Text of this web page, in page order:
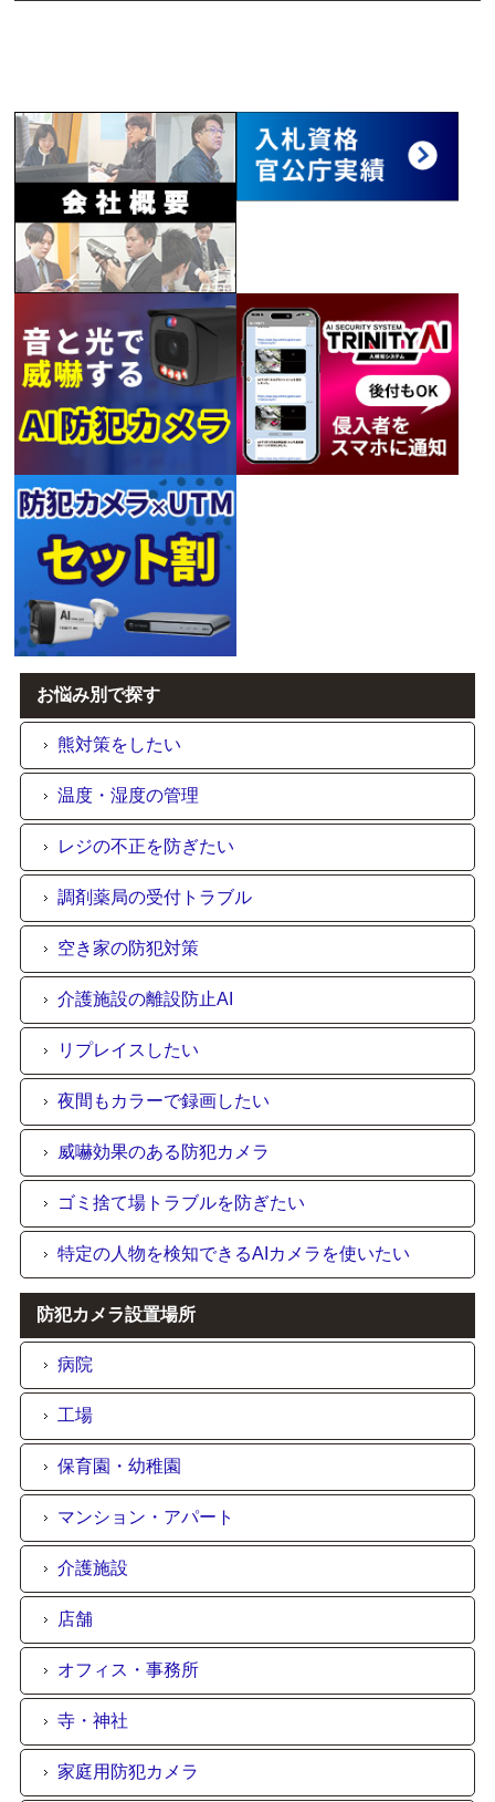
お悩み別で探す
熊対策をしたい
温度・湿度の管理
レジの不正を防ぎたい
調剤薬局の受付トラブル
空き家の防犯対策
介護施設の離設防止AI
リプレイスしたい
夜間もカラーで録画したい
威嚇効果のある防犯カメラ
ゴミ捨て場トラブルを防ぎたい
特定の人物を検知できるAIカメラを使いたい
防犯カメラ設置場所
病院
工場
保育園・幼稚園
マンション・アパート
介護施設
店舗
オフィス・事務所
寺・神社
家庭用防犯カメラ